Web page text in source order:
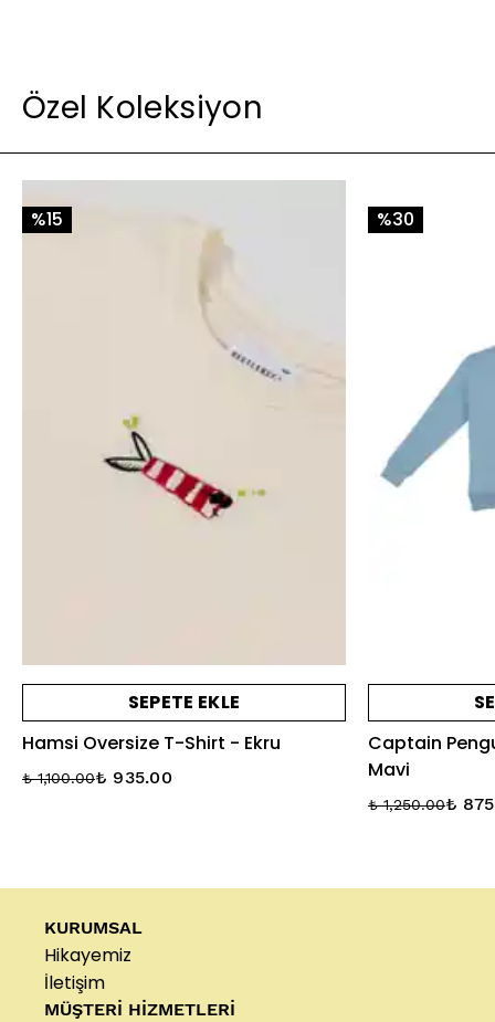
Özel Koleksiyon
%15
SEPETE EKLE
Hamsi Oversize T-Shirt - Ekru
₺ 1,100.00₺ 935.00
%30
Captain
Mavi
₺ 1,250.00₺
KURUMSAL
Hikayemiz
İletişim
MÜŞTERİ HİZMETLERİ